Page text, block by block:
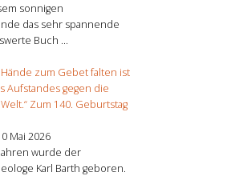
sonnigen
das sehr spannende
Buch ...
zum Gebet falten ist
Aufstandes gegen die
Zum 140. Geburtstag
Mai 2026
wurde der
Karl Barth geboren.